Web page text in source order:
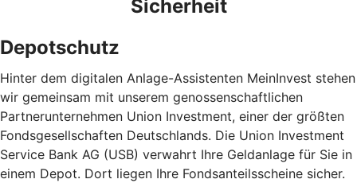
Sicherheit
Depotschutz
Hinter dem digitalen Anlage-Assistenten MeinInvest stehen
wir gemeinsam mit unserem genossenschaftlichen
Partnerunternehmen Union Investment, einer der größten
Fondsgesellschaften Deutschlands. Die Union Investment
Service Bank AG (USB) verwahrt Ihre Geldanlage für Sie in
einem Depot. Dort liegen Ihre Fondsanteilsscheine sicher.